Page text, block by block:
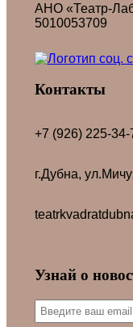
АНО «Театр-
5010053709
Контакты
+7 (926) 225-34-
г.Дубна,
Узнай о